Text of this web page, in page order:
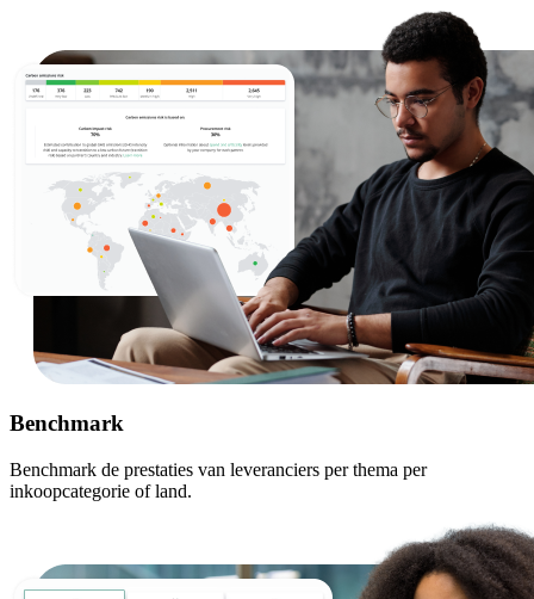
Benchmark
Benchmark de prestaties van leveranciers per thema per
inkoopcategorie of land.